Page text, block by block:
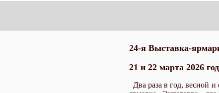
24-я Выставка-
21 и 22 марта 2026
Два раза в год, весной